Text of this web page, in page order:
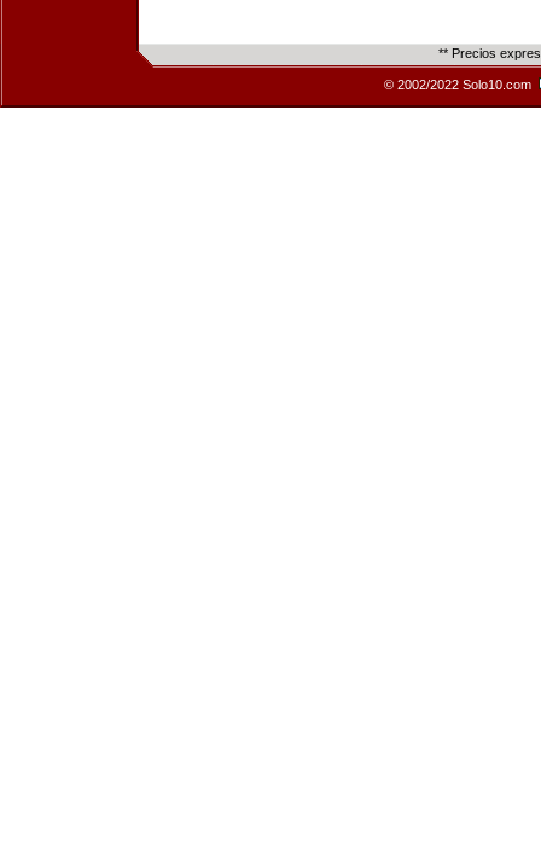
** Precios
© 2002/2022 Solo10.com